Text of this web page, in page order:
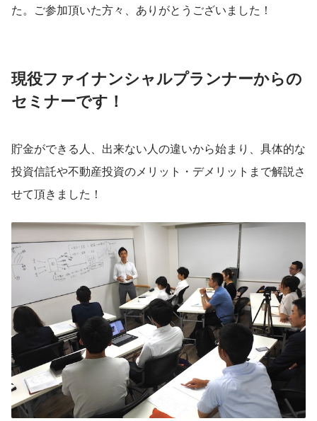
た。ご参加頂いた方々、ありがとうございました！
現役ファイナンシャルプランナーからの
セミナーです！
貯金ができる人、出来ない人の違いから始まり、具体的な
投資信託や不動産投資のメリット・デメリットまで解説さ
せて頂きました！